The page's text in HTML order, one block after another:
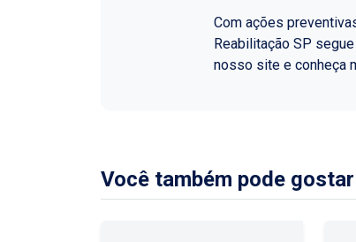
Com ações
Reabilitação SP
nosso site e conheça
Você também pode gostar